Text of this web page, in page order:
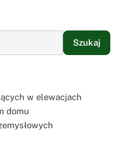
Szukaj
w elewacjach
domu